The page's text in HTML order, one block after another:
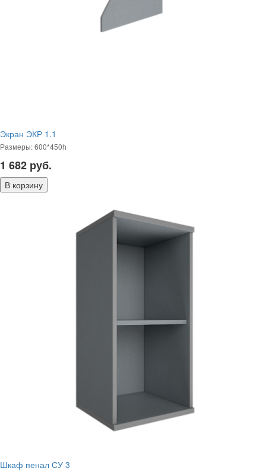
Экран ЭКР 1.1
Размеры: 600*450h
1 682 руб.
Шкаф пенал СУ 3